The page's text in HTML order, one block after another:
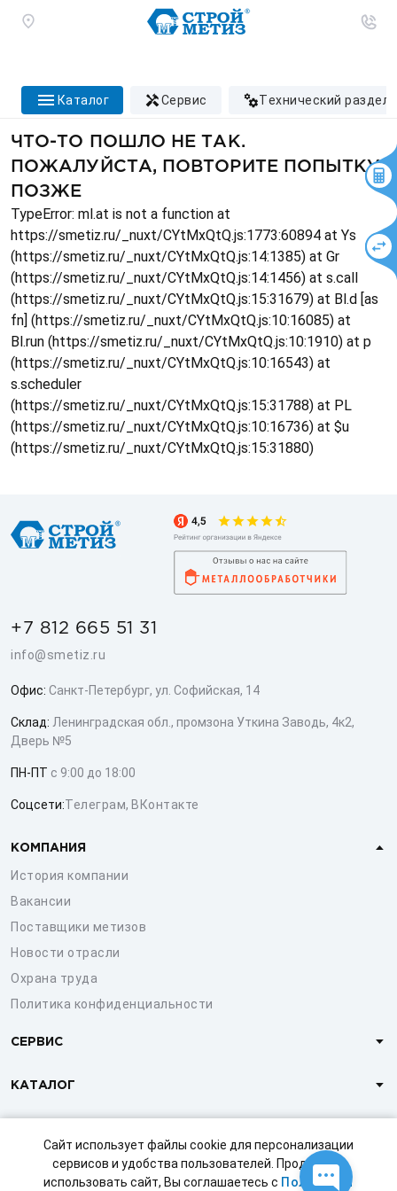
Сайт использует файлы cookie для персонализации
сервисов и удобства пользователей. Продолжая
использовать сайт, Вы соглашаетесь с Политикой
каталог сервис технический раздел
ЧТО-ТО ПОШЛО НЕ ТАК.
ПОЖАЛУЙСТА, ПОВТОРИТЕ ПОПЫТКУ
ПОЗЖЕ
TypeError: ml.at is not a function at
https://smetiz.ru/_nuxt/CYtMxQtQ.js:1773:60894 at Ys
(https://smetiz.ru/_nuxt/CYtMxQtQ.js:14:1385) at Gr
(https://smetiz.ru/_nuxt/CYtMxQtQ.js:14:1456) at s.call
(https://smetiz.ru/_nuxt/CYtMxQtQ.js:15:31679) at Bl.d [as
fn] (https://smetiz.ru/_nuxt/CYtMxQtQ.js:10:16085) at
Bl.run (https://smetiz.ru/_nuxt/CYtMxQtQ.js:10:1910) at p
(https://smetiz.ru/_nuxt/CYtMxQtQ.js:10:16543) at
s.scheduler
(https://smetiz.ru/_nuxt/CYtMxQtQ.js:15:31788) at PL
(https://smetiz.ru/_nuxt/CYtMxQtQ.js:10:16736) at $u
(https://smetiz.ru/_nuxt/CYtMxQtQ.js:15:31880)
+7 812 665 51 31
info@smetiz.ru
Офис: Санкт-Петербург, ул. Софийская, 14
Склад: Ленинградская обл., промзона Уткина Заводь, 4к2,
Дверь №5
ПН-ПТ с 9:00 до 18:00
Соцсети:Телеграм, ВКонтакте
КОМПАНИЯ
История компании
Вакансии
Поставщики метизов
Новости отрасли
Охрана труда
Политика конфиденциальности
СЕРВИС
КАТАЛОГ